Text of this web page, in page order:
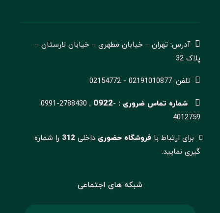
آدرس: تهران – خیابان مطهری – خیابان لارستان –
پلاک 32
تلفن: 02191010877 - 02154772
شماره تماس ضروری : 0991-2788430 , 0922-
4012759
برای ارتباط با فروشگاه حضوریداخلی 312 را شماره
گیری نمایید.
شبکه های اجتماعی